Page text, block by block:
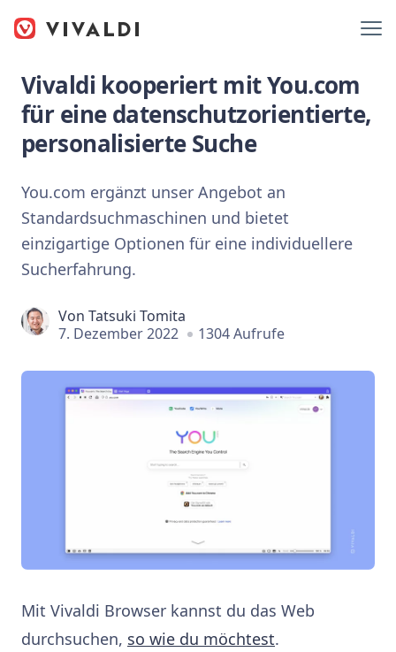
Vivaldi kooperiert mit You.com
für eine datenschutzorientierte,
personalisierte Suche
You.com ergänzt unser Angebot an
Standardsuchmaschinen und bietet
einzigartige Optionen für eine individuellere
Sucherfahrung.
Von Tatsuki Tomita
7. Dezember 2022
1304 Aufrufe
Mit Vivaldi Browser kannst du das Web
durchsuchen, so wie du möchtest.